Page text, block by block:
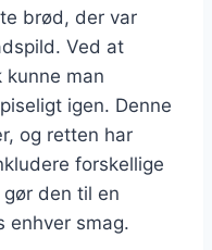
brød, der var
Ved at
man
igen. Denne
og retten har
forskellige
den til en
enhver smag.